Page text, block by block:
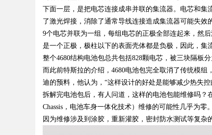
ar
下面一层，是把电芯连接成串并联的集流器。电芯和集
了激光焊接，消除了通常导线连接造成集流器可能失效
9个电芯并联为一组，每组电芯的正极全部连起来，然
是一个正极，极柱以下的表面壳体都是负极，因此，集
整个4680结构电池包总共包括828颗电芯，被三块隔板
而此前特斯拉的介绍，4680电池包完全取消了传统模
迪的预料，他认为，“这样设计的好处是能够减少热失控
拆解完电池包后，有人问道，这样的电池包能维修吗？
Chassis，电池车身一体化技术）维修的可能性几乎为零。
因为维修涉及到涂胶，重新灌胶，密封防水测试等复杂